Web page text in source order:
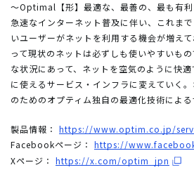
～Optimal【形】最適な、最善の、最も有
急速なインターネット普及に伴い、これま
いユーザーがネットを利用する機会が増え
って現状のネットは必ずしも使いやすいも
な状況にあって、ネットを空気のように快
に使えるサービス・インフラに変えていく
のためのオプティム独自の最適化技術による
製品情報： https://www.optim.co.jp/
Facebookページ： https://
Xページ： https://x.com/optim_jpn